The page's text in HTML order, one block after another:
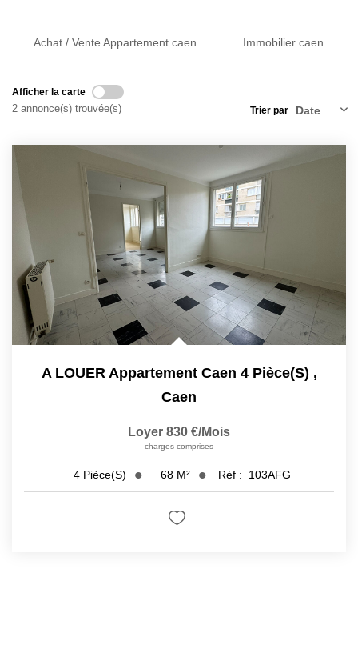
Nous Rejoindre
Achat / Vente Appartement caen Immobilier caen
Afficher la carte
2 annonce(s) trouvée(s) Trier par
A LOUER Appartement Caen 4 Pièce(s) ,
Caen
Loyer 830 €/mois
charges comprises
4 Pièce(s) 68 M² Réf : 103AFG